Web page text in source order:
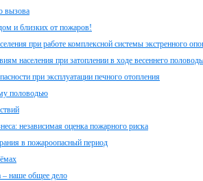
вызова
и близких от пожаров!
при работе комплексной системы экстренного
населения при затоплении в ходе весеннего
при эксплуатации печного отопления
половодью
независимая оценка пожарного риска
в пожароопасный период
– наше общее дело